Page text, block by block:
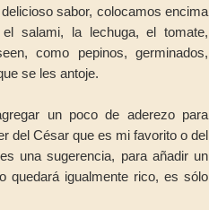
sabor, colocamos encima
salami, la lechuga, el tomate,
como pepinos, germinados,
se les antoje.
un poco de aderezo para
del César que es mi favorito o del
una sugerencia, para añadir un
quedará igualmente rico, es sólo